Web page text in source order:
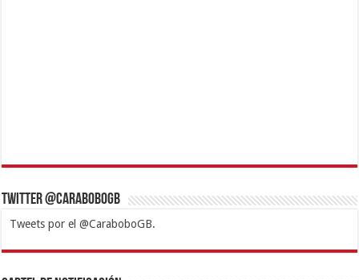
Twitter @CaraboboGB
Tweets por el @CaraboboGB.
1xbetBetturkeyBetistKralbetSupertotobetTipobetMatadorbetMariobet
https://mvbcasino.com/